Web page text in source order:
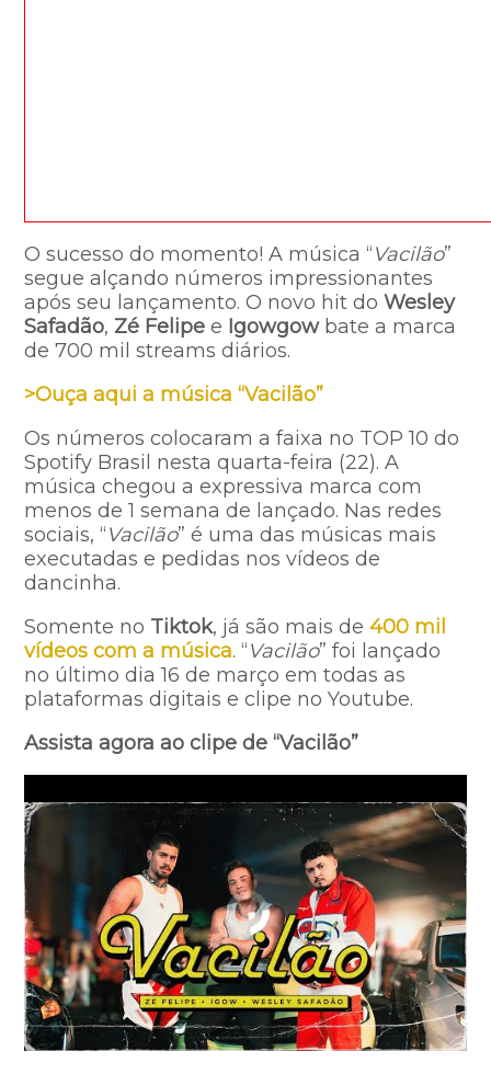
O sucesso do momento! A música “Vacilão”
segue alçando números impressionantes
após seu lançamento. O novo hit doWesley
Safadão, Zé Felipe e Igowgowbate a marca
de 700 mil streams diários.
>Ouça aqui a música “Vacilão”
Os números colocaram a faixa no TOP 10 do
Spotify Brasil nesta quarta-feira (22). A
música chegou a expressiva marca com
menos de 1 semana de lançado. Nas redes
sociais, “Vacilão” é uma das músicas mais
executadas e pedidas nos vídeos de
dancinha.
Somente no Tiktok, já são mais de400 mil
vídeos com a música. “Vacilão” foi lançado
no último dia 16 de março em todas as
plataformas digitais e clipe no Youtube.
Assista agora ao clipe de “Vacilão”